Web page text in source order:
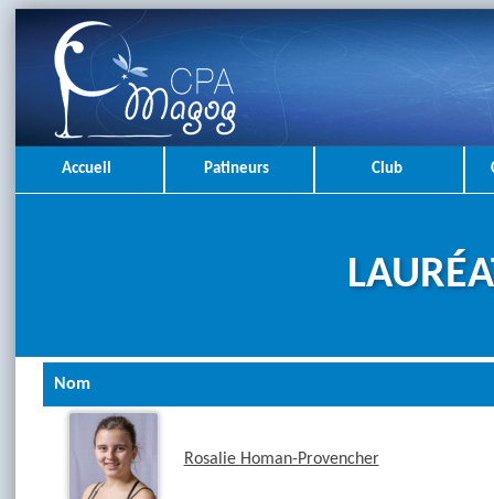
Accueil Patineurs Club
Nom
Rosalie Homan-Provencher